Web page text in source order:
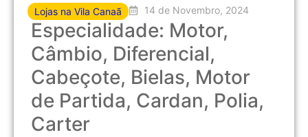
Lojas na Vila Canaã 14 de Novembro, 2024
Especialidade: Motor,
Câmbio, Diferencial,
Cabeçote, Bielas, Motor
de Partida, Cardan, Polia,
Carter